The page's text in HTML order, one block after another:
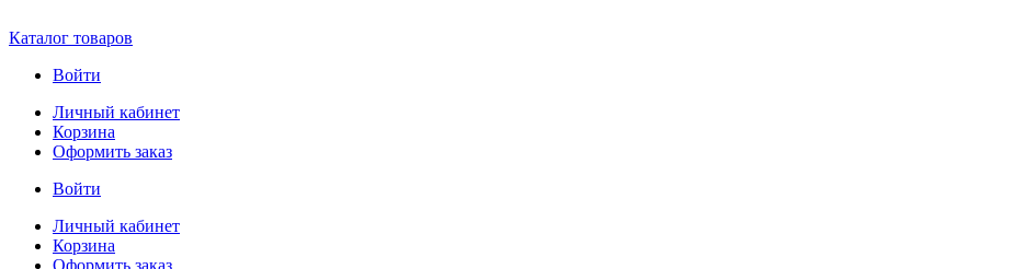
Каталог товаров
Войти
Личный кабинет
Корзина
Оформить заказ
Войти
Личный кабинет
Корзина
Оформить заказ